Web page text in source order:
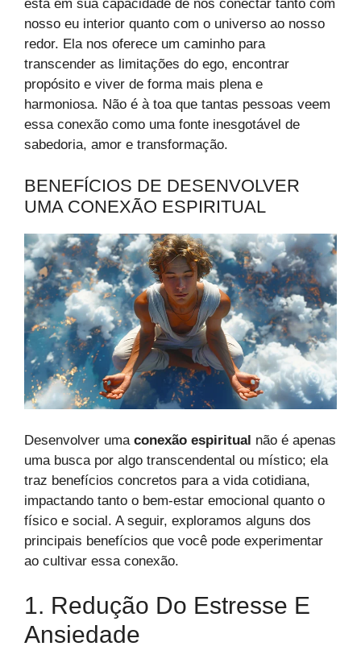
está em sua capacidade de nos conectar tanto com
nosso eu interior quanto com o universo ao nosso
redor. Ela nos oferece um caminho para
transcender as limitações do ego, encontrar
propósito e viver de forma mais plena e
harmoniosa. Não é à toa que tantas pessoas veem
essa conexão como uma fonte inesgotável de
sabedoria, amor e transformação.
BENEFÍCIOS DE DESENVOLVER
UMA CONEXÃO ESPIRITUAL
Desenvolver uma conexão espiritual não é apenas
uma busca por algo transcendental ou místico; ela
traz benefícios concretos para a vida cotidiana,
impactando tanto o bem-estar emocional quanto o
físico e social. A seguir, exploramos alguns dos
principais benefícios que você pode experimentar
ao cultivar essa conexão.
1. Redução Do Estresse E
Ansiedade